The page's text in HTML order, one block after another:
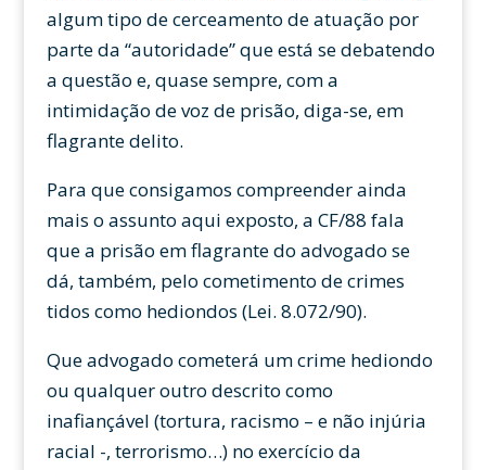
algum tipo de cerceamento de atuação por
parte da “autoridade” que está se debatendo
a questão e, quase sempre, com a
intimidação de voz de prisão, diga-se, em
flagrante delito.
Para que consigamos compreender ainda
mais o assunto aqui exposto, a CF/88 fala
que a prisão em flagrante do advogado se
dá, também, pelo cometimento de crimes
tidos como hediondos (Lei. 8.072/90).
Que advogado cometerá um crime hediondo
ou qualquer outro descrito como
inafiançável (tortura, racismo – e não injúria
racial -, terrorismo…) no exercício da